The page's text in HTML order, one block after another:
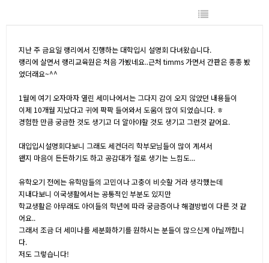
지난 주 금요일 랭리에서 진행하는 대학입시 설명회 다녀왔습니다.
랭리에 살면서 랭리교육원은 처음 가봤네요..근처 timms 가면서 간판은 종종 봤
었더래요~^^
1월에 여기 오자마자 열린 세미나에서는 그다지 감이 오지 않았던 내용들이
이제 10개월 지났다고 귀에 팍팍 들어와서 도움이 많이 되었습니다. ㅎ
경험한 만큼 궁금한 것도 생기고 더 알아야할 것도 생기고 그런것 같어요.
대입입시설명회다보니 그래도 세컨더리 학부모님들이 많이 계셔서
왠지 마음이 든든하기도 하고 공감대가 절로 생기는 느낌도...
유학오기 전에는 유학맘들의 고민이나 고충이 비슷할 거라 생각했는데
지내다보니 이국생활에서는 공통적인 부분도 있지만
학교생활은 아무래도 아이들의 학년에 따라 궁금증이나 해결방법이 다른 것 같
어요..
그래서 조금 더 세미나를 세분화하기를 원하시는 분들이 많으신게 아닐까합니
다.
저도 그렇습니다!